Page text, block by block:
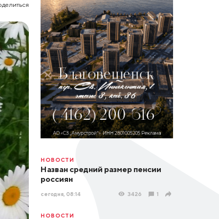
НОВОСТИ
Назван средний размер пенсии
россиян
сегодня, 08:14 3426 1
НОВОСТИ